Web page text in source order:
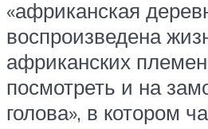
«африканская
воспроизведена
африканских
посмотреть и на
голова», в котором